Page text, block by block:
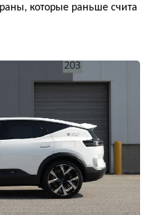
которые раньше счита